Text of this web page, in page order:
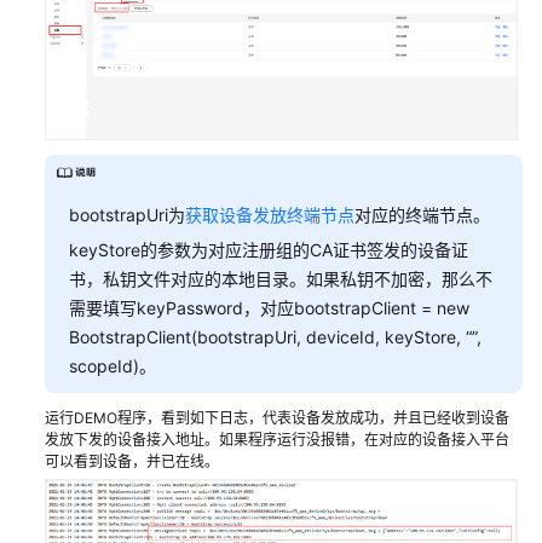
bootstrapUri为获取设备发放终端节点对应的终端节点。
keyStore的参数为对应注册组的CA证书签发的设备证
书，私钥文件对应的本地目录。如果私钥不加密，那么不
需要填写keyPassword，对应bootstrapClient = new
BootstrapClient(bootstrapUri, deviceId, keyStore, “”,
scopeId)。
运行DEMO程序，看到如下日志，代表设备发放成功，并且已经收到设备
发放下发的设备接入地址。如果程序运行没报错，在对应的设备接入平台
可以看到设备，并已在线。